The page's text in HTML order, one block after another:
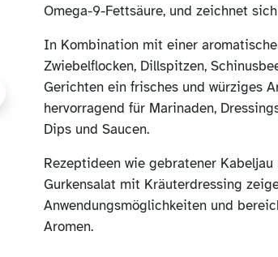
Omega-9-Fettsäure, und zeichnet
In Kombination mit einer
Zwiebelflocken, Dillspitzen,
Gerichten ein frisches und würziges
hervorragend für Marinaden,
Dips und Saucen.
Rezeptideen wie gebratener
Gurkensalat mit Kräuterdressing
Anwendungsmöglichkeiten und
Aromen.